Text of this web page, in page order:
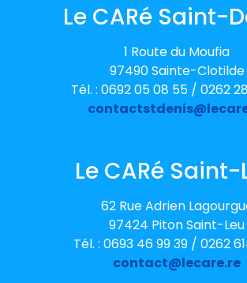
Le CARé Saint-
1 Route du Moufia
97490 Sainte-Clotilde
Tél. : 0692 05 08 55 / 0262
Le CARé Saint-
62 Rue Adrien
97424 Piton Saint-Leu
Tél. : 0693 46 99 39 / 0262
contact@lecare.re